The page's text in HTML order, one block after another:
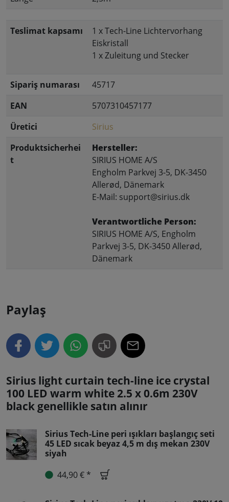
Teslimat kapsamı
1 x Tech-Line Lichtervorhang
Eiskristall
1 x Zuleitung und Stecker
Sipariş numarası
45717
EAN
5707310457177
Üretici
Sirius
Produktsicherhei
t
Hersteller:
SIRIUS HOME A/S
Engholm Parkvej 3-5, DK-3450
Allerød, Dänemark
E-Mail: support@sirius.dk
Verantwortliche Person:
SIRIUS HOME A/S, Engholm
Parkvej 3-5, DK-3450 Allerød,
Dänemark
Paylaş
Sirius light curtain tech-line ice crystal
100 LED warm white 2.5 x 0.6m 230V
black genellikle satın alınır
Sirius Tech-Line peri ışıkları başlangıç seti
45 LED sıcak beyaz 4,5 m dış mekan 230V
siyah
44,90 € *